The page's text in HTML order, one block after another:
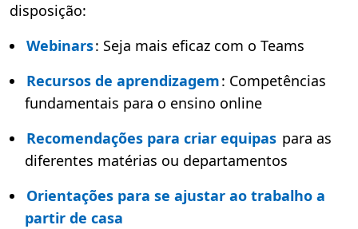
disposição:
Webinars: Seja mais eficaz com o Teams
Recursos de aprendizagem: Competências
fundamentais para o ensino online
Recomendações para criar equipas para as
diferentes matérias ou departamentos
Orientações para se ajustar ao trabalho a
partir de casa